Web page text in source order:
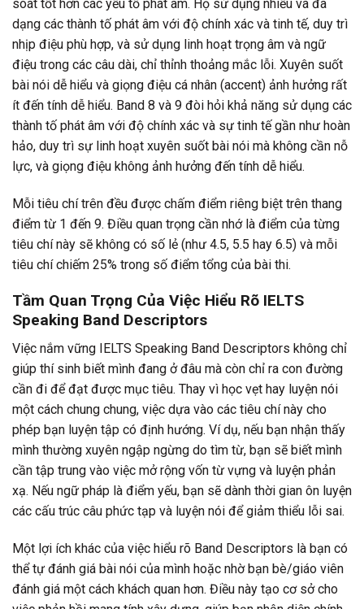
soát tốt hơn các yếu tố phát âm. Họ sử dụng nhiều và đa
dạng các thành tố phát âm với độ chính xác và tinh tế, duy trì
nhịp điệu phù hợp, và sử dụng linh hoạt trọng âm và ngữ
điệu trong các câu dài, chỉ thỉnh thoảng mắc lỗi. Xuyên suốt
bài nói dễ hiểu và giọng điệu cá nhân (accent) ảnh hưởng rất
ít đến tính dễ hiểu. Band 8 và 9 đòi hỏi khả năng sử dụng các
thành tố phát âm với độ chính xác và sự tinh tế gần như hoàn
hảo, duy trì sự linh hoạt xuyên suốt bài nói mà không cần nỗ
lực, và giọng điệu không ảnh hưởng đến tính dễ hiểu.
Mỗi tiêu chí trên đều được chấm điểm riêng biệt trên thang
điểm từ 1 đến 9. Điều quan trọng cần nhớ là điểm của từng
tiêu chí này sẽ không có số lẻ (như 4.5, 5.5 hay 6.5) và mỗi
tiêu chí chiếm 25% trong số điểm tổng của bài thi.
Tầm Quan Trọng Của Việc Hiểu Rõ IELTS
Speaking Band Descriptors
Việc nắm vững IELTS Speaking Band Descriptors không chỉ
giúp thí sinh biết mình đang ở đâu mà còn chỉ ra con đường
cần đi để đạt được mục tiêu. Thay vì học vẹt hay luyện nói
một cách chung chung, việc dựa vào các tiêu chí này cho
phép bạn luyện tập có định hướng. Ví dụ, nếu bạn nhận thấy
mình thường xuyên ngập ngừng do tìm từ, bạn sẽ biết mình
cần tập trung vào việc mở rộng vốn từ vựng và luyện phản
xạ. Nếu ngữ pháp là điểm yếu, bạn sẽ dành thời gian ôn luyện
các cấu trúc câu phức tạp và luyện nói để giảm thiểu lỗi sai.
Một lợi ích khác của việc hiểu rõ Band Descriptors là bạn có
thể tự đánh giá bài nói của mình hoặc nhờ bạn bè/giáo viên
đánh giá một cách khách quan hơn. Điều này tạo cơ sở cho